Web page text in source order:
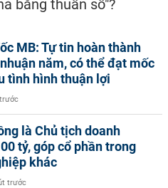
băng thuần số"?
MB: Tự tin hoàn thành
năm, có thể đạt mốc
tình hình thuận lợi
là Chủ tịch doanh
tỷ, góp cổ phần trong
khác
trước